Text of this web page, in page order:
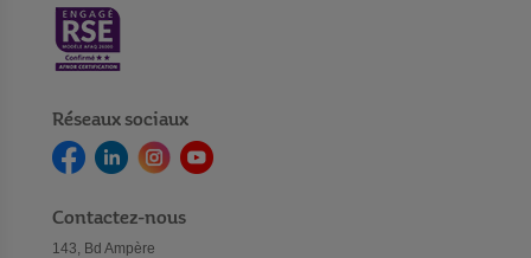
Réseaux sociaux
Contactez-nous
143, Bd Ampère